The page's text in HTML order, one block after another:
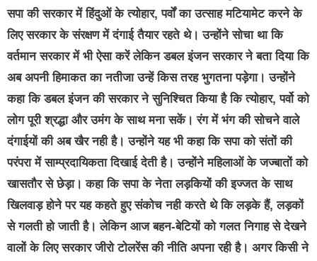
सपा की सरकार में हिंदुओं के त्योहार, पर्वों का उत्साह मटियामेट करने के
लिए सरकार के संरक्षण में दंगाई तैयार रहते थे। उन्होंने सोचा था कि
वर्तमान सरकार में भी ऐसा करें लेकिन डबल इंजन सरकार ने बता दिया कि
अब अपनी हिमाकत का नतीजा उन्हें किस तरह भुगतना पड़ेगा। उन्होंने
कहा कि डबल इंजन की सरकार ने सुनिश्चित किया है कि त्योहार, पर्वो को
लोग पूरी श्रद्धा और उमंग के साथ मना सकें। रंग में भंग की सोचने वाले
दंगाईयों की अब खैर नही है। उन्होंने यह भी कहा कि सपा को संतों की
परंपरा में साम्प्रदायिकता दिखाई देती है। उन्होंने महिलाओं के जज्बातों को
खासतौर से छेड़ा। कहा कि सपा के नेता लड़कियों की इज्जत के साथ
खिलवाड़ होने पर यह कहते हुए संकोच नही करते थे कि लड़के हैं, लड़कों
से गलती हो जाती है। लेकिन आज बहन-बेटियों को गलत निगाह से देखने
वालों के लिए सरकार जीरो टोलरेंस की नीति अपना रही है। अगर किसी ने